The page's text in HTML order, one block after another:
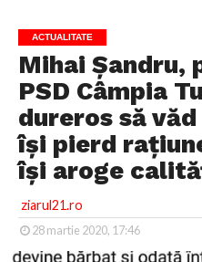
ACTUALITATE
Mihai Șandru,
PSD Câmpia
dureros să
își pierd
își aroge
ziarul21.ro
28 martie 2020, 17:46